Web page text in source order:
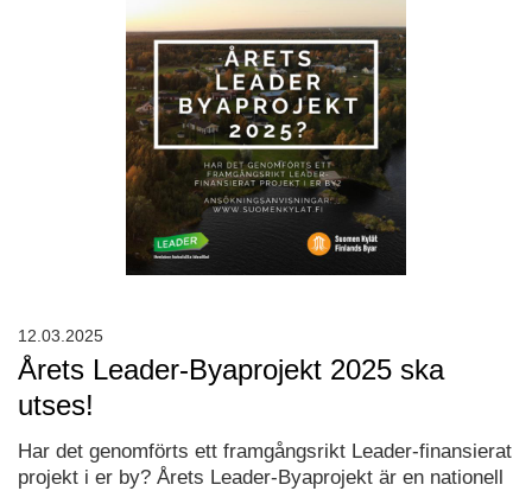
Årets Leader-Byaprojekt 2025 ska
utses!
Har det genomförts ett framgångsrikt Leader-finansierat
projekt i er by? Årets Leader-Byaprojekt är en nationell
12.03.2025